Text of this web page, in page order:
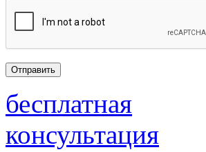
бесплатная
консультация